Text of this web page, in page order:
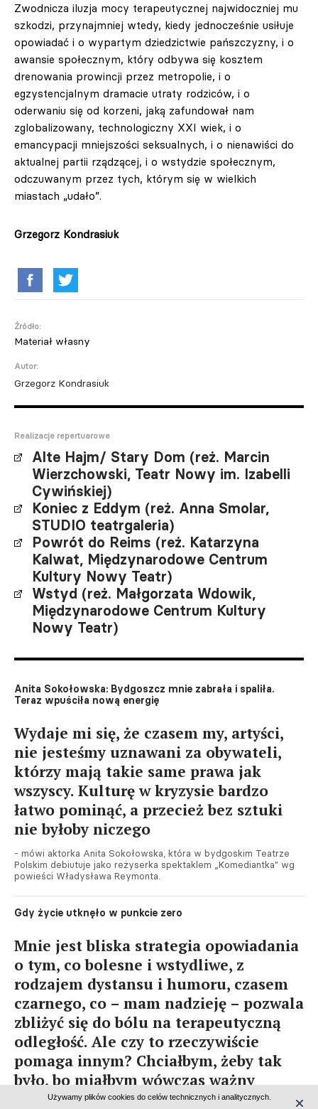
Zwodnicza iluzja mocy terapeutycznej najwidoczniej mu
szkodzi, przynajmniej wtedy, kiedy jednocześnie usiłuje
opowiadać i o wypartym dziedzictwie pańszczyzny, i o
awansie społecznym, który odbywa się kosztem
drenowania prowincji przez metropolie, i o
egzystencjalnym dramacie utraty rodziców, i o
oderwaniu się od korzeni, jaką zafundował nam
zglobalizowany, technologiczny XXI wiek, i o
emancypacji mniejszości seksualnych, i o nienawiści do
aktualnej partii rządzącej, i o wstydzie społecznym,
odczuwanym przez tych, którym się w wielkich
miastach „udało”.
Grzegorz Kondrasiuk
Źródło:
Materiał własny
Autor:
Grzegorz Kondrasiuk
Realizacje repertuarowe
Alte Hajm/ Stary Dom (reż. Marcin
Wierzchowski, Teatr Nowy im. Izabelli
Cywińskiej)
Koniec z Eddym (reż. Anna Smolar,
STUDIO teatrgaleria)
Powrót do Reims (reż. Katarzyna
Kalwat, Międzynarodowe Centrum
Kultury Nowy Teatr)
Wstyd (reż. Małgorzata Wdowik,
Międzynarodowe Centrum Kultury
Nowy Teatr)
Anita Sokołowska: Bydgoszcz mnie zabrała i spaliła.
Teraz wpuściła nową energię
Wydaje mi się, że czasem my, artyści,
nie jesteśmy uznawani za obywateli,
którzy mają takie same prawa jak
wszyscy. Kulturę w kryzysie bardzo
łatwo pominąć, a przecież bez sztuki
nie byłoby niczego
- mówi aktorka Anita Sokołowska, która w bydgoskim Teatrze
Polskim debiutuje jako reżyserka spektaklem „Komediantka" wg
powieści Władysława Reymonta.
Gdy życie utknęło w punkcie zero
Mnie jest bliska strategia opowiadania
o tym, co bolesne i wstydliwe, z
rodzajem dystansu i humoru, czasem
czarnego, co – mam nadzieję – pozwala
zbliżyć się do bólu na terapeutyczną
odległość. Ale czy to rzeczywiście
pomaga innym? Chciałbym, żeby tak
było, bo miałbym wówczas ważny
bodziec do pisania
Używamy plików cookies do celów technicznych i analitycznych.